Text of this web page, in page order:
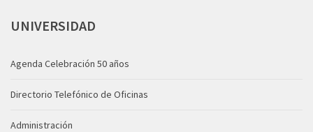
UNIVERSIDAD
Agenda Celebración 50 años
Directorio Telefónico de Oficinas
Administración